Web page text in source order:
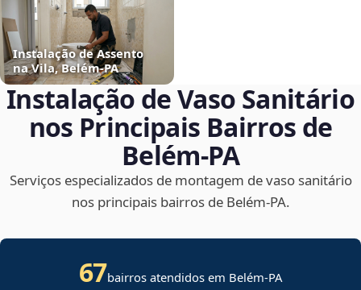
Instalação de Assento
na Vila, Belém‑PA
Instalação de Vaso Sanitário
nos Principais Bairros de
Belém‑PA
Serviços especializados de montagem de vaso sanitário
nos principais bairros de Belém‑PA.
67bairros atendidos em Belém-PA